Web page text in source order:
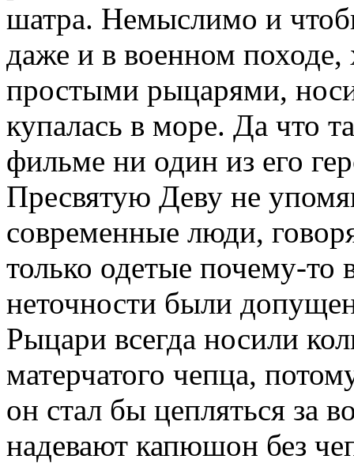
шатра. Немыслимо и
даже и в военном
просты­ми рыцарями,
купалась в море. Да что
фильме ни один из его
Пресвятую Деву не
современные люди,
только одетые почему-
неточности были
Рыцари всегда носи­ли
матерчатого чепца,
он стал бы цеп­ляться за
надевают капю­шон без